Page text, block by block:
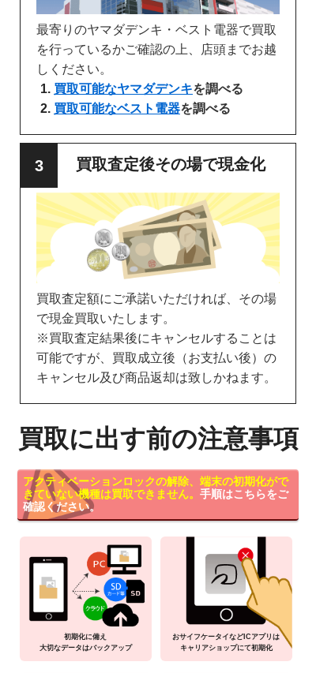
最寄りのヤマダデンキ・ベスト電器で買取
を行っているかご確認の上、店頭までお越
しください。
買取可能なヤマダデンキを調べる
買取可能なベスト電器を調べる
買取査定後その場で現金化
買取査定額にご承諾いただければ、その場
で現金買取いたします。
※買取査定結果後にキャンセルすることは
可能ですが、買取成立後（お支払い後）の
キャンセル及び商品返却は致しかねます。
買取に出す前の注意事項
アクティベーションロックの解除、端末の初期化がで
きていない機種は買取できません。 手順はこちらをご
確認ください。
初期化に備え
大切なデータはバックアップ
おサイフケータイなどICアプリは
キャリアショップにて初期化